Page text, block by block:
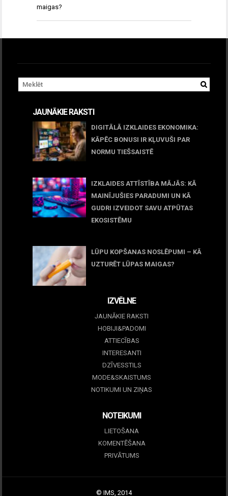
maigas?
JAUNĀKIE RAKSTI
DIGITĀLĀ IZKLAIDES EKONOMIKA:
KĀPĒC BONUSI IR KĻUVUŠI PAR
NORMU TIEŠSAISTĒ
IZKLAIDES ATTĪSTĪBA MĀJĀS: KĀ
MAINĪJUŠIES PARADUMI UN KĀ
GUDRI IZVEIDOT SAVU ATPŪTAS
EKOSISTĒMU
LŪPU KOPŠANAS NOSLĒPUMI – KĀ
UZTURĒT LŪPAS MAIGAS?
IZVĒLNE
JAUNĀKIE RAKSTI
HOBIJI&PADOMI
ATTIECĪBAS
INTERESANTI
DZĪVESSTILS
MODE&SKAISTUMS
NOTIKUMI UN ZIŅAS
NOTEIKUMI
LIETOŠANA
KOMENTĒŠANA
PRIVĀTUMS
© IMS, 2014